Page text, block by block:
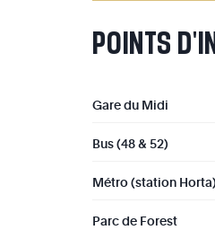
POINTS
Gare du Midi
Bus (48 & 52)
Métro (station Horta)
Parc de Forest